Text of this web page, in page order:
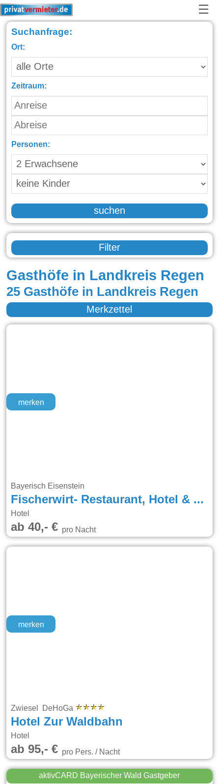
☰
Suchanfrage:
Ort:
Zeitraum:
Personen:
suchen
Filter
Gasthöfe in Landkreis Regen
25 Gasthöfe in Landkreis Regen
Merkzettel
merken
Bayerisch Eisenstein
Fischerwirt- Restaurant, Hotel & FeWos Grenzwald
Hotel
ab 40,- €pro Nacht
merken
Zwiesel DeHoGa
Hotel Zur Waldbahn
Hotel
ab 95,- €pro Pers. / Nacht
aktivCARD Bayerischer Wald Gastgeber